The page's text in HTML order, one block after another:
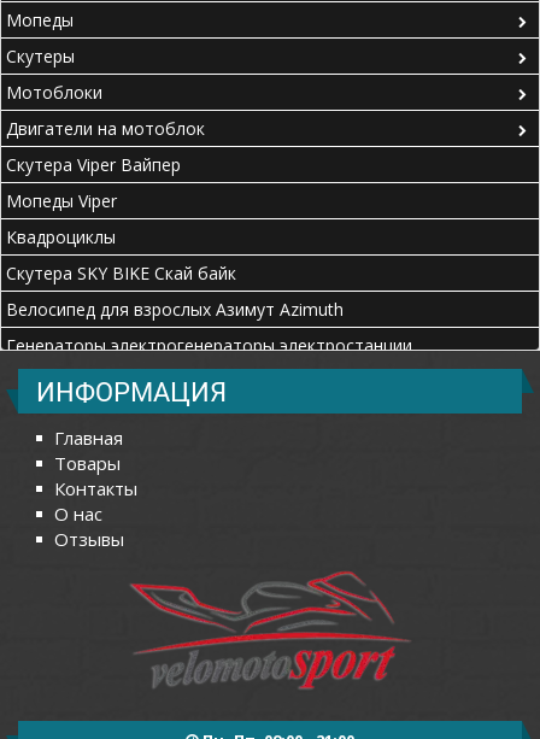
Мопеды
Скутеры
Мотоблоки
Двигатели на мотоблок
Скутера Viper Вайпер
Мопеды Viper
Квадроциклы
Скутера SKY BIKE Скай байк
Велосипед для взрослых Азимут Azimuth
Генераторы электрогенераторы электростанции
ИНФОРМАЦИЯ
Главная
Товары
Контакты
О нас
Отзывы